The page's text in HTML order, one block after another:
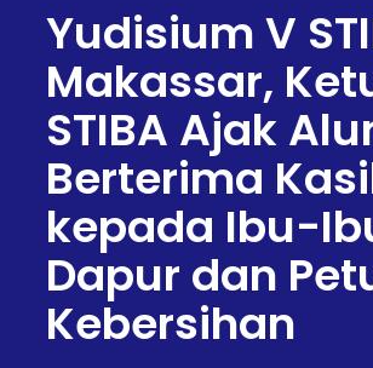
Yudisium V
Makassar,
STIBA Ajak
Berterima
kepada Ibu-
Dapur dan
Kebersihan